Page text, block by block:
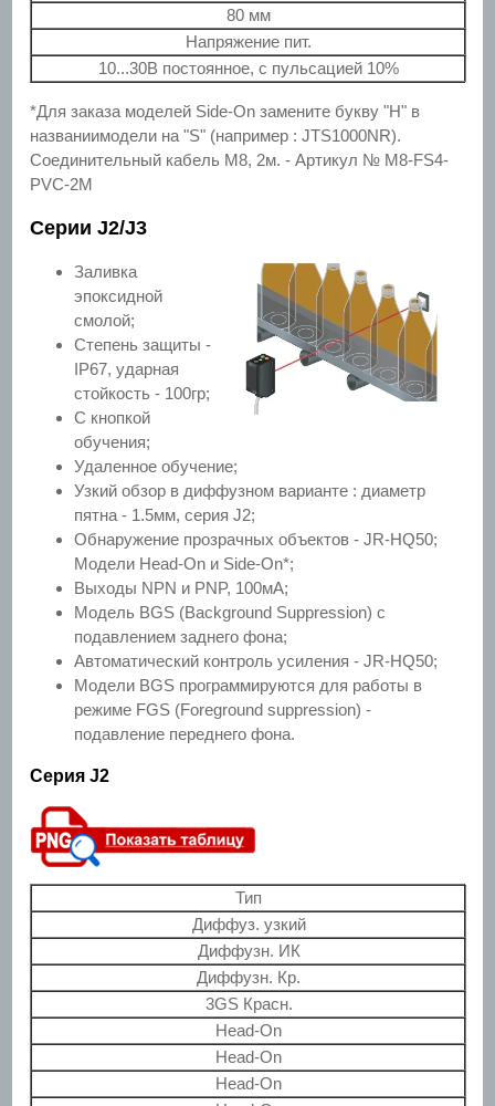
80 мм
Напряжение пит.
10...30В постоянное, с пульсацией 10%
*Для заказа моделей Side-On замените букву "H" в
названиимодели на "S" (например : JTS1000NR).
Соединительный кабель М8, 2м. - Артикул № M8-FS4-
PVC-2M
Серии J2/J3
Заливка
эпоксидной
смолой;
Степень защиты -
IP67, ударная
стойкость - 100гр;
С кнопкой
обучения;
Удаленное обучение;
Узкий обзор в диффузном варианте : диаметр
пятна - 1.5мм, серия J2;
Обнаружение прозрачных объектов - JR-HQ50;
Модели Head-On и Side-On*;
Выходы NPN и PNP, 100мА;
Модель BGS (Background Suppression) с
подавлением заднего фона;
Автоматический контроль усиления - JR-HQ50;
Модели BGS программируются для работы в
режиме FGS (Foreground suppression) -
подавление переднего фона.
Серия J2
Тип
Диффуз. узкий
Диффузн. ИК
Диффузн. Кр.
3GS Красн.
Head-On
Head-On
Head-On